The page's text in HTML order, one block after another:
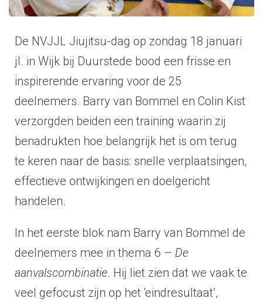
De NVJJL Jiujitsu-dag op zondag 18 januari
jl. in Wijk bij Duurstede bood een frisse en
inspirerende ervaring voor de 25
deelnemers. Barry van Bommel en Colin Kist
verzorgden beiden een training waarin zij
benadrukten hoe belangrijk het is om terug
te keren naar de basis: snelle verplaatsingen,
effectieve ontwijkingen en doelgericht
handelen.
In het eerste blok nam Barry van Bommel de
deelnemers mee in thema 6 – De
aanvalscombinatie. Hij liet zien dat we vaak te
veel gefocust zijn op het ‘eindresultaat’,